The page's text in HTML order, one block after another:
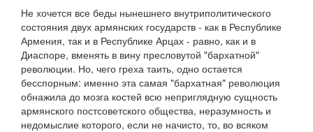
Не хочется все беды нынешнего внутриполитического
состояния двух армянских государств - как в Республике
Армения, так и в Республике Арцах - равно, как и в
Диаспоре, вменять в вину пресловутой "бархатной"
революции. Но, чего греха таить, одно остается
бесспорным: именно эта самая "бархатная" революция
обнажила до мозга костей всю неприглядную сущность
армянского постсоветского общества, неразумность и
недомыслие которого, если не начисто, то, во всяком